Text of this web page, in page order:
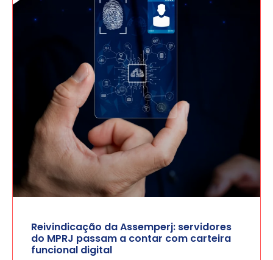
Reivindicação da Assemperj: servidores
do MPRJ passam a contar com carteira
funcional digital